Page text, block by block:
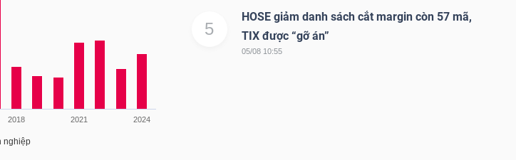
5
HOSE giảm danh sách cắt margin còn 57 mã,
TIX được “gỡ án”
05/08 10:55